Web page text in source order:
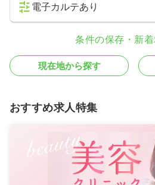
電子カルテあり
条件の保存・新
現在地から探す
おすすめ求人特集